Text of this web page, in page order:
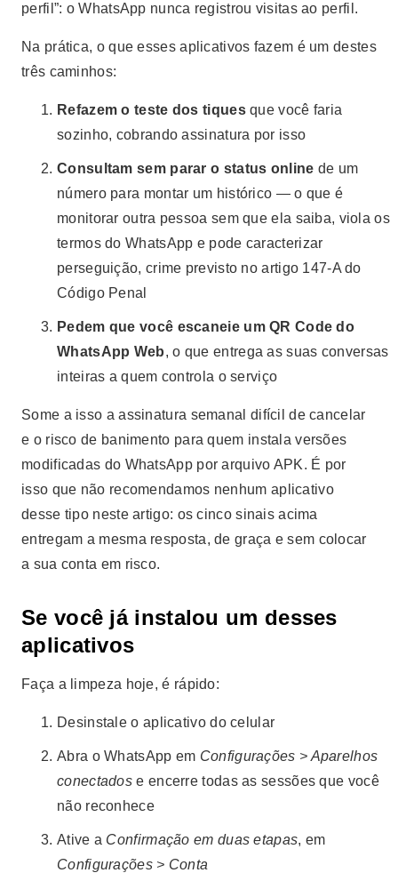
perfil”: o WhatsApp nunca registrou visitas ao perfil.
Na prática, o que esses aplicativos fazem é um destes
três caminhos:
Refazem o teste dos tiquesque você faria
sozinho, cobrando assinatura por isso
Consultam sem parar o status online de um
número para montar um histórico — o que é
monitorar outra pessoa sem que ela saiba, viola os
termos do WhatsApp e pode caracterizar
perseguição, crime previsto no artigo 147-A do
Código Penal
Pedem que você escaneie um QR Code do
WhatsApp Web, o que entrega as suas conversas
inteiras a quem controla o serviço
Some a isso a assinatura semanal difícil de cancelar
e o risco de banimento para quem instala versões
modificadas do WhatsApp por arquivo APK. É por
isso que não recomendamos nenhum aplicativo
desse tipo neste artigo: os cinco sinais acima
entregam a mesma resposta, de graça e sem colocar
a sua conta em risco.
Se você já instalou um desses
aplicativos
Faça a limpeza hoje, é rápido:
Desinstale o aplicativo do celular
Abra o WhatsApp em Configurações > Aparelhos
conectados e encerre todas as sessões que você
não reconhece
Ative a Confirmação em duas etapas, em
Configurações > Conta